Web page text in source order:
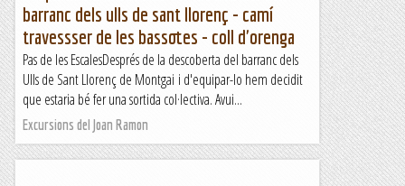
barranc dels ulls de sant llorenç - camí
travessser de les bassotes - coll d'orenga
Pas de les EscalesDesprés de la descoberta del barranc dels
Ulls de Sant Llorenç de Montgai i d'equipar-lo hem decidit
que estaria bé fer una sortida col·lectiva. Avui...
Excursions del Joan Ramon